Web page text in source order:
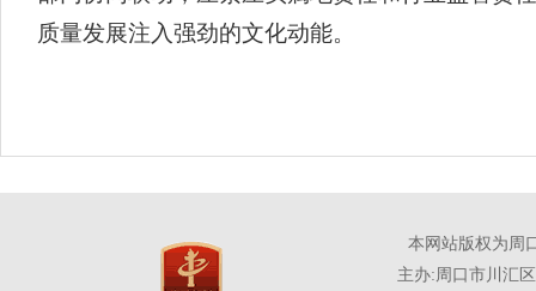
质量发展注入强劲的文化动能。
本网站版权为周
主办:周口市川汇